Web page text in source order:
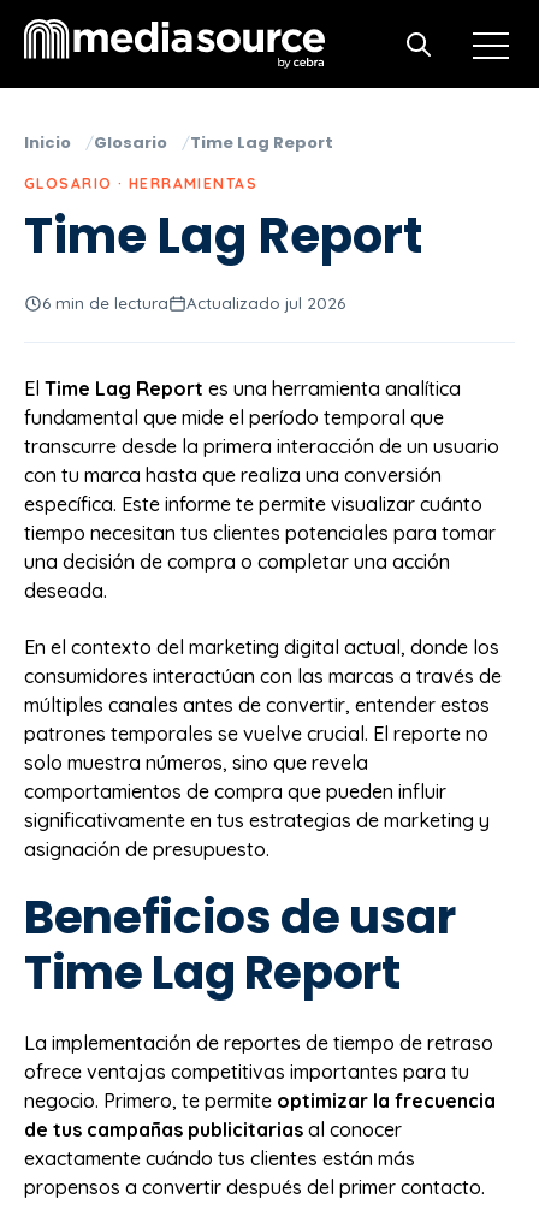
Open
Open search
Inicio Glosario Time Lag Report
GLOSARIO · HERRAMIENTAS
Time Lag Report
6 min de lectura Actualizado jul 2026
El Time Lag Report es una herramienta analítica
fundamental que mide el período temporal que
transcurre desde la primera interacción de un usuario
con tu marca hasta que realiza una conversión
específica. Este informe te permite visualizar cuánto
tiempo necesitan tus clientes potenciales para tomar
una decisión de compra o completar una acción
deseada.
En el contexto del marketing digital actual, donde los
consumidores interactúan con las marcas a través de
múltiples canales antes de convertir, entender estos
patrones temporales se vuelve crucial. El reporte no
solo muestra números, sino que revela
comportamientos de compra que pueden influir
significativamente en tus estrategias de marketing y
asignación de presupuesto.
Beneficios de usar
Time Lag Report
La implementación de reportes de tiempo de retraso
ofrece ventajas competitivas importantes para tu
negocio. Primero, te permite optimizar la frecuencia
de tus campañas publicitarias al conocer
exactamente cuándo tus clientes están más
propensos a convertir después del primer contacto.